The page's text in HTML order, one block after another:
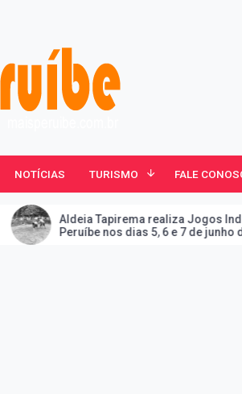
NOTÍCIAS TURISMO FALE
Tapirema realiza Jogos Indígenas de
nos dias 5, 6 e 7 de junho de 2026